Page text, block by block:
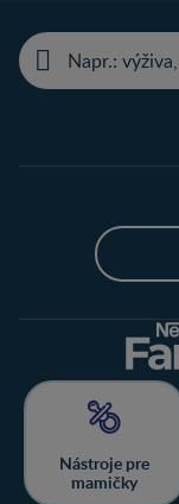
Nástroje pre
mamičky